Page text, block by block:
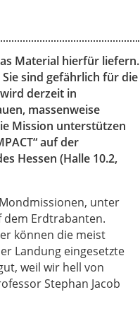
Material hierfür liefern.
sind gefährlich für die
derzeit in
massenweise
Mission unterstützen
auf der
Hessen (Halle 10.2,
unter
dem Erdtrabanten.
können die meist
Landung eingesetzte
weil wir hell von
Stephan Jacob